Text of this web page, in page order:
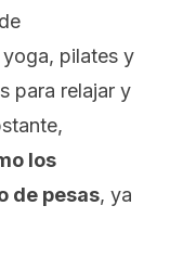
pilates y
para relajar y
los
de pesas, ya